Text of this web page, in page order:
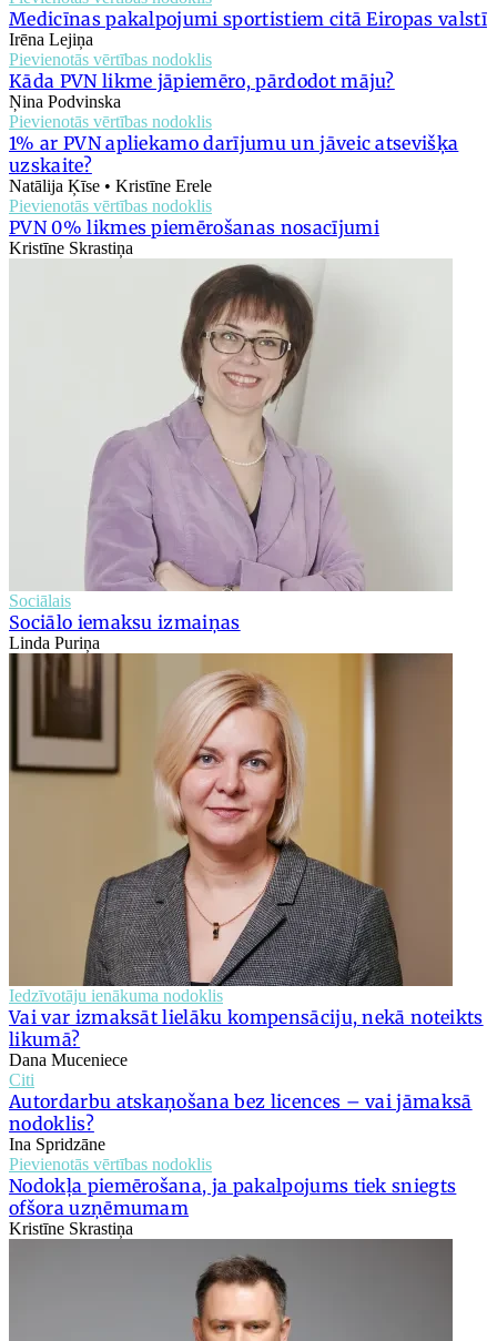
Medicīnas pakalpojumi sportistiem citā Eiropas valstī
Irēna Lejiņa
Pievienotās vērtības nodoklis
Kāda PVN likme jāpiemēro, pārdodot māju?
Ņina Podvinska
Pievienotās vērtības nodoklis
1% ar PVN apliekamo darījumu un jāveic atsevišķa
uzskaite?
Natālija Ķīse • Kristīne Erele
Pievienotās vērtības nodoklis
PVN 0% likmes piemērošanas nosacījumi
Kristīne Skrastiņa
Sociālais
Sociālo iemaksu izmaiņas
Linda Puriņa
Iedzīvotāju ienākuma nodoklis
Vai var izmaksāt lielāku kompensāciju, nekā noteikts
likumā?
Dana Muceniece
Citi
Autordarbu atskaņošana bez licences – vai jāmaksā
nodoklis?
Ina Spridzāne
Pievienotās vērtības nodoklis
Nodokļa piemērošana, ja pakalpojums tiek sniegts
ofšora uzņēmumam
Kristīne Skrastiņa